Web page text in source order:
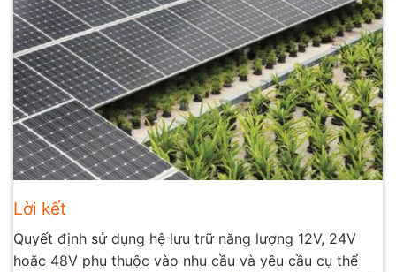
Lời kết
Quyết định sử dụng hệ lưu trữ năng lượng 12V, 24V
hoặc 48V phụ thuộc vào nhu cầu và yêu cầu cụ thể